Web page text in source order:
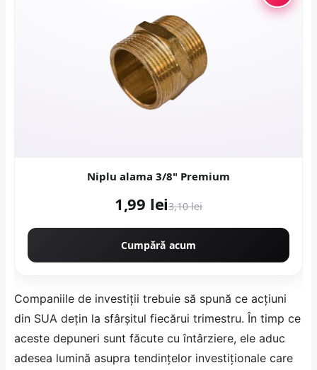
Niplu alama 3/8" Premium
1,99 lei3,10 lei
Cumpără acum
Companiile de investiții trebuie să spună ce acțiuni
din SUA dețin la sfârșitul fiecărui trimestru. În timp ce
aceste depuneri sunt făcute cu întârziere, ele aduc
adesea lumină asupra tendințelor investiționale care